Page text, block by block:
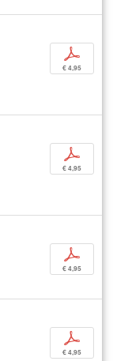
p
€ 4,95
p
€ 4,95
p
€ 4,95
p
€ 4,95